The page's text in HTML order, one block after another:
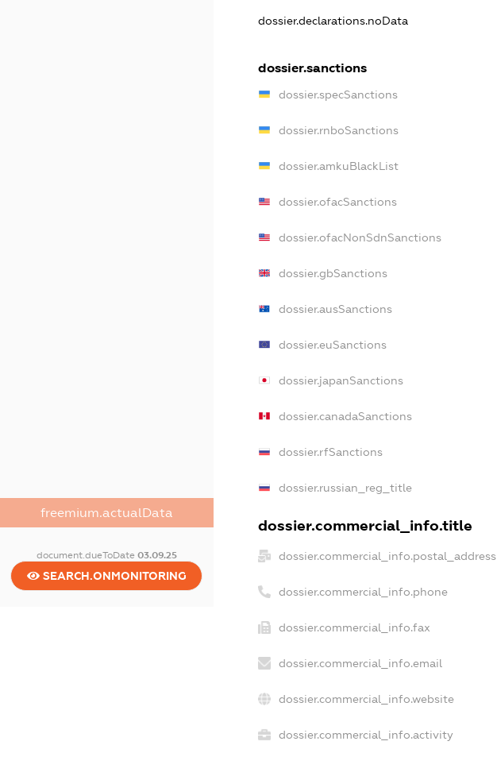
freemium.actualData
document.dueToDate 03.09.25
SEARCH.ONMONITORING
dossier.declarations.noData
dossier.sanctions
dossier.specSanctions
dossier.rnboSanctions
dossier.amkuBlackList
dossier.ofacSanctions
dossier.ofacNonSdnSanctions
dossier.gbSanctions
dossier.ausSanctions
dossier.euSanctions
dossier.japanSanctions
dossier.canadaSanctions
dossier.rfSanctions
dossier.russian_reg_title
dossier.commercial_info.title
dossier.commercial_info.postal_address
dossier.commercial_info.phone
dossier.commercial_info.fax
dossier.commercial_info.email
dossier.commercial_info.website
dossier.commercial_info.activity